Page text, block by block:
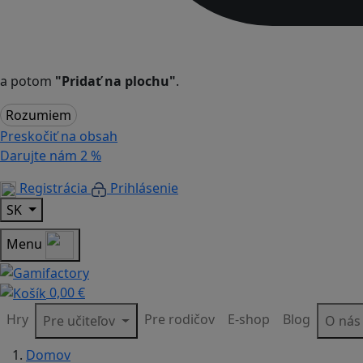
a potom "Pridať na plochu".
Rozumiem
Preskočiť na obsah
Darujte nám 2 %
Registrácia
Prihlásenie
SK
Menu
0,00 €
Hry
Pre učiteľov Pre rodičov E-shop Blog
O nás
Domov